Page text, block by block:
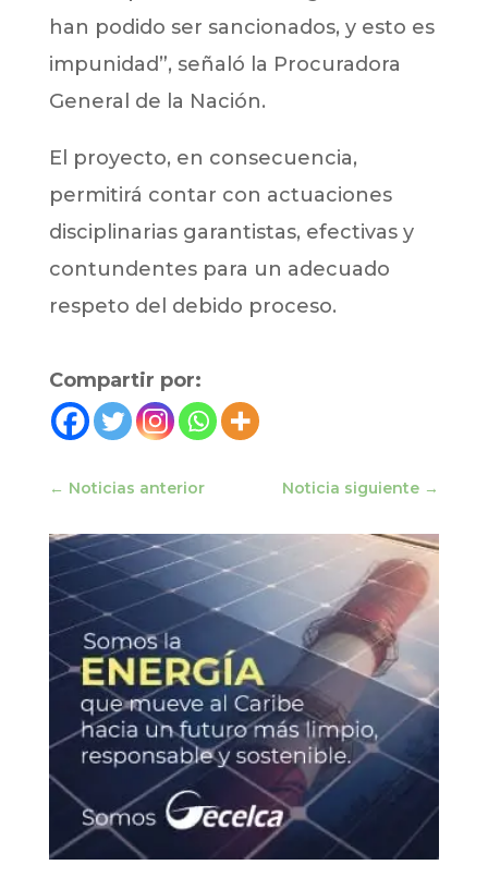
han podido ser sancionados, y esto es
impunidad”, señaló la Procuradora
General de la Nación.
El proyecto, en consecuencia,
permitirá contar con actuaciones
disciplinarias garantistas, efectivas y
contundentes para un adecuado
respeto del debido proceso.
Compartir por:
← Noticias anterior Noticia siguiente →